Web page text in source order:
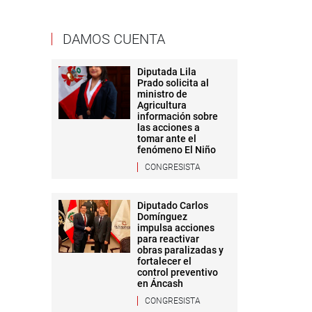
DAMOS CUENTA
Diputada Lila
Prado solicita al
ministro de
Agricultura
información sobre
las acciones a
tomar ante el
fenómeno El Niño
CONGRESISTA
Diputado Carlos
Domínguez
impulsa acciones
para reactivar
obras paralizadas y
fortalecer el
control preventivo
en Áncash
CONGRESISTA